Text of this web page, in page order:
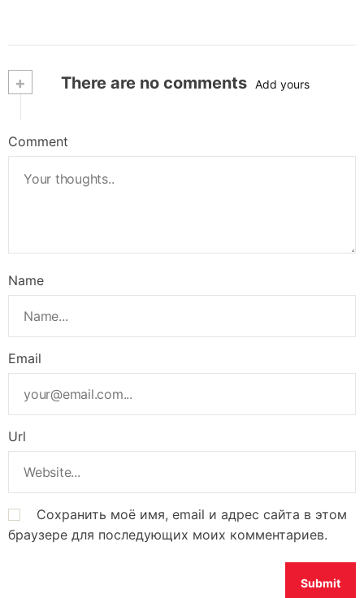
+ There are no comments Add yours
Comment
Name
Email
Url
Сохранить моё имя, email и адрес сайта в этом
браузере для последующих моих комментариев.